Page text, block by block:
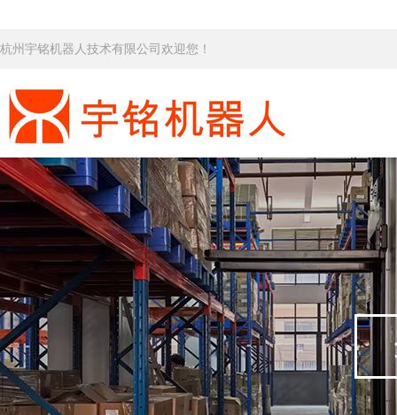
杭州宇铭机器人技术有限公司欢迎您！